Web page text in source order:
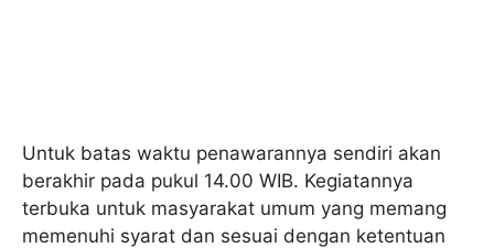
Untuk batas waktu penawarannya sendiri akan
berakhir pada pukul 14.00 WIB. Kegiatannya
terbuka untuk masyarakat umum yang memang
memenuhi syarat dan sesuai dengan ketentuan